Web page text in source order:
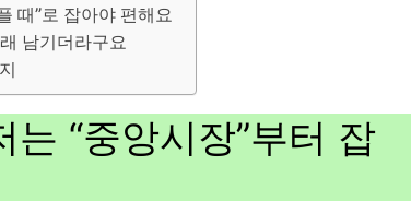
때”로 잡아야 편해요
남기더라구요
“중앙시장”부터 잡